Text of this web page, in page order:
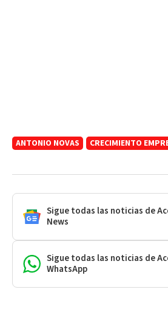
ANTONIO NOVAS CRECIMIENTO
Sigue todas las noticias de
News
Sigue todas las noticias de
WhatsApp